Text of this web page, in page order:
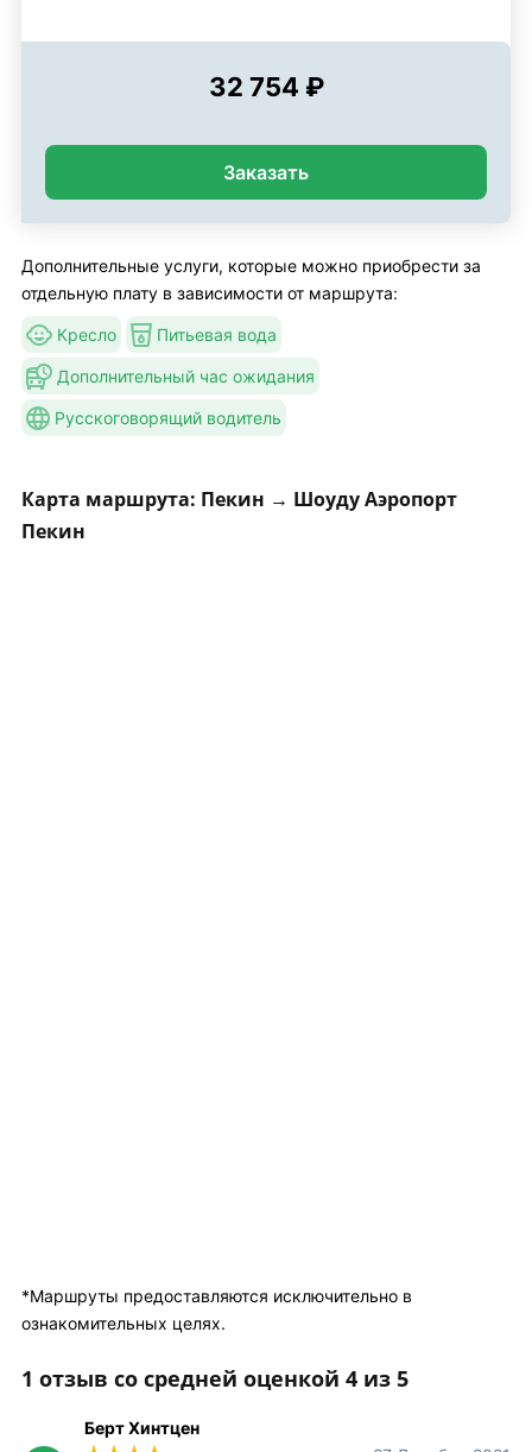
32 754 ₽
Заказать
Дополнительные услуги, которые можно приобрести за
отдельную плату в зависимости от маршрута:
Кресло Питьевая вода
Дополнительный час ожидания
Русскоговорящий водитель
Карта маршрута: Пекин → Шоуду Аэропорт
Пекин
*Маршруты предоставляются исключительно в
ознакомительных целях.
1 отзыв со средней оценкой 4 из 5
Берт Хинтцен